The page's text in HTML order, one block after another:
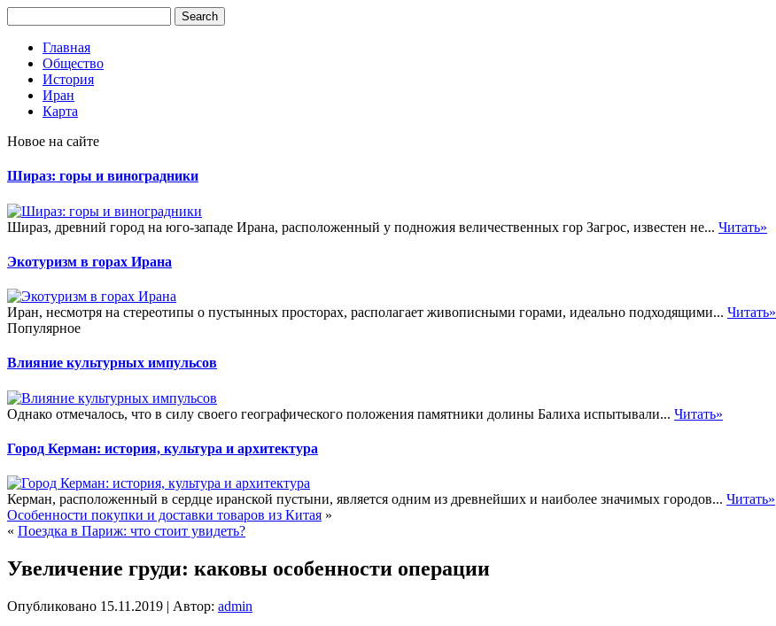
Главная
Общество
История
Иран
Карта
Новое на сайте
Шираз: горы и виноградники
Шираз, древний город на юго-западе Ирана, расположенный у подножия величественных гор Загрос, известен не... Читать»
Экотуризм в горах Ирана
Иран, несмотря на стереотипы о пустынных просторах, располагает живописными горами, идеально подходящими... Читать»
Популярное
Влияние культурных импульсов
Однако отмечалось, что в силу своего географического положения памятники долины Балиха испытывали... Читать»
Город Керман: история, культура и архитектура
Керман, расположенный в сердце иранской пустыни, является одним из древнейших и наиболее значимых городов... Читать»
Особенности покупки и доставки товаров из Китая »
« Поездка в Париж: что стоит увидеть?
Увеличение груди: каковы особенности операции
Опубликовано 15.11.2019 | Автор: admin